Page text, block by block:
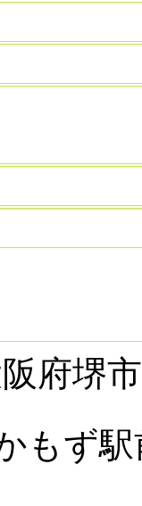
府堺
かもず